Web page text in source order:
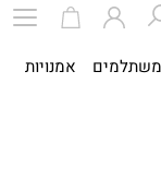
אמנויות